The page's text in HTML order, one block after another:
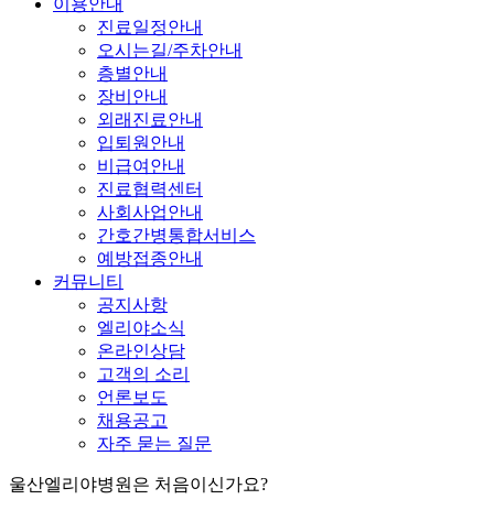
이용안내
진료일정안내
오시는길/주차안내
층별안내
장비안내
외래진료안내
입퇴원안내
비급여안내
진료협력센터
사회사업안내
간호간병통합서비스
예방접종안내
커뮤니티
공지사항
엘리야소식
온라인상담
고객의 소리
언론보도
채용공고
자주 묻는 질문
울산엘리야병원은 처음이신가요?